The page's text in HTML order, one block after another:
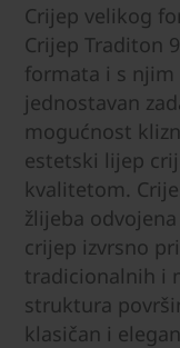
Crijep velikog
Crijep Traditon
formata i s
jednostavan
mogućnost
estetski lijep
kvalitetom.
žlijeba
crijep izvrsno
tradicionalnih i
struktura
klasičan i